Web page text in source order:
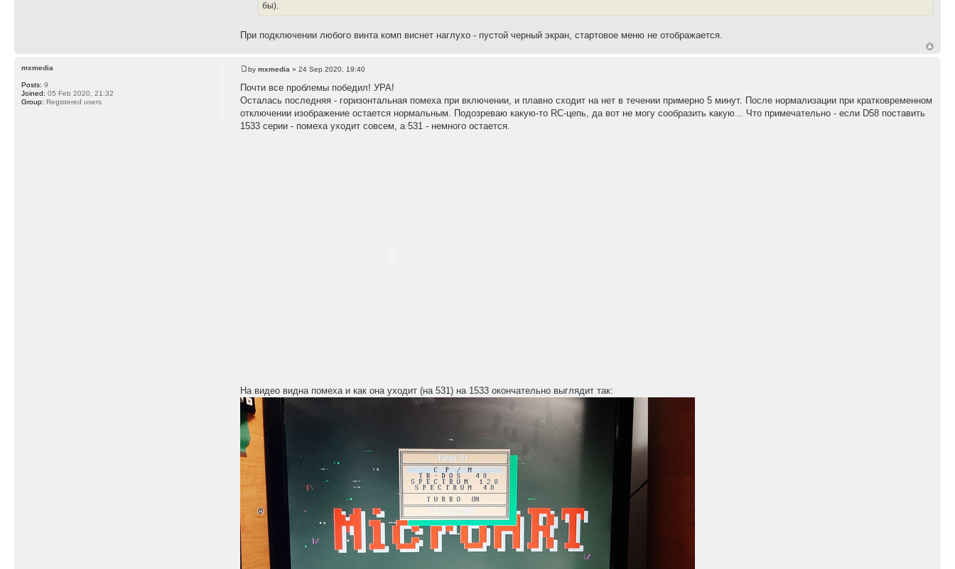
бы).
При подключении любого винта комп виснет наглухо - пустой черный экран, стартовое меню не отображается.
bymxmedia » 24 Sep 2020, 19:40
Почти все проблемы победил! УРА!
Осталась последняя - горизонтальная помеха при включении, и плавно сходит на нет в течении примерно 5 минут. После нормализации при кратковременном
отключении изображение остается нормальным. Подозреваю какую-то RC-цепь, да вот не могу сообразить какую... Что примечательно - если D58 поставить
1533 серии - помеха уходит совсем, а 531 - немного остается.
На видео видна помеха и как она уходит (на 531) на 1533 окончательно выглядит так:
mxmedia
Posts: 9
Joined: 05 Feb 2020, 21:32
Group: Registered users